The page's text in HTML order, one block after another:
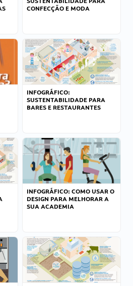
CONFECÇÃO E MODA
INFOGRÁFICO:
SUSTENTABILIDADE PARA
BARES E RESTAURANTES
INFOGRÁFICO: COMO USAR O
DESIGN PARA MELHORAR A
SUA ACADEMIA